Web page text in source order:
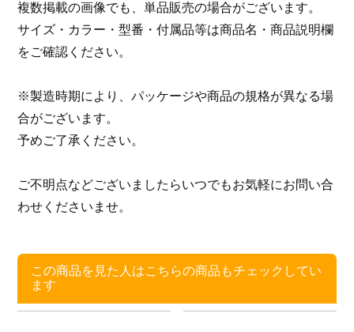
複数掲載の画像でも、単品販売の場合がございます。
サイズ・カラー・型番・付属品等は商品名・商品説明欄
をご確認ください。
※製造時期により、パッケージや商品の規格が異なる場
合がございます。
予めご了承ください。
ご不明点などございましたらいつでもお気軽にお問い合
わせくださいませ。
この商品を見た人はこちらの商品もチェックしてい
ます